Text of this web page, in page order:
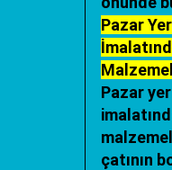
Pazar
Pazar
çatının